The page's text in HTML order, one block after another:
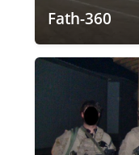
Fath-360